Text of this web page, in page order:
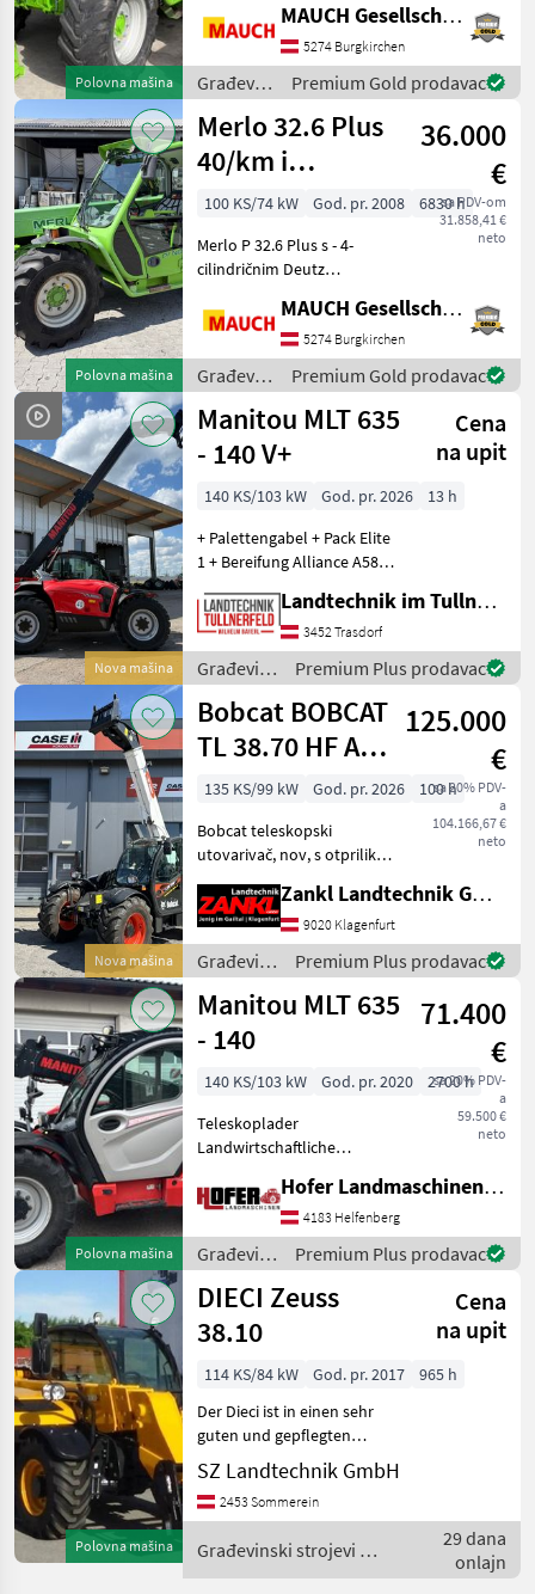
Polovna mašina
upravljanja - 40 km/h -
Registracijskom dozvolom
za vozilo - Rotirajućim
svjetlom - Radnim svjetlima
-
MAUCH Gesellschaft m.b.H. & Co.KG
5274 Burgkirchen
Građevinski
strojevi /
Merlo
Premium Gold prodavac
Polovna mašina
Merlo 32.6 Plus
40/km i
certifikat o
homologaciji
tipa 2,0 m
ukupna visina
36.000
€
sa PDV-om
31.858,41 €
neto
100 KS/74 kW God. pr. 2008
6830 h
Merlo P 32.6 Plus s - 4-
cilindričnim Deutz
mjenjačem - 40 km/h -
Certifikatom o homologaciji
- Nosivost 3, 2 tone - Visina
dizanja 6 m - Ukupn
MAUCH Gesellschaft m.b.H. & Co.KG
5274 Burgkirchen
Građevinski
strojevi /
Merlo
Premium Gold prodavac
Nova mašina
Manitou MLT 635
- 140 V+
Cena
na upit
140 KS/103 kW God. pr. 2026
13 h
+ Palettengabel + Pack Elite
1 + Bereifung Alliance A585
beheizbarer Sitz + Easy
Connect System ECS +
Intelligente Hydraulik +
Regene
Landtechnik im Tullnerfeld Wilhelm Bayerl GmbH
3452 Trasdorf
Građevinski
strojevi /
Manitou
Premium Plus prodavac
Nova mašina
Bobcat BOBCAT
TL 38.70 HF AGRI
3*
125.000
€
sa 20% PDV-
a
104.166,67 €
neto
135 KS/99 kW God. pr. 2026
100 h
Bobcat teleskopski
utovarivač, nov, s otprilike
odmah po posebnoj cijeni!
... 3 godine originalnog
tvorničkog jamstva Bobcat -
od datuma kup
Zankl Landtechnik GmbH
9020 Klagenfurt
Građevinski
strojevi /
Bobcat
Premium Plus prodavac
Polovna mašina
Manitou MLT 635
- 140
71.400
€
sa 20% PDV-
a
59.500 €
neto
140 KS/103 kW God. pr. 2020
2700 h
Teleskoplader
Landwirtschaftliche
Steuerkreis,
Ladearmdämpfung, LED
Beleuchtung, Große
Hydraulikpume ermöglicht
mehrere Funktionen
gleichzeiti
Hofer Landmaschinen Handels GmbH.
4183 Helfenberg
Građevinski
strojevi /
Manitou
Premium Plus prodavac
Polovna mašina
DIECI Zeuss
38.10
Cena
na upit
114 KS/84 kW God. pr. 2017
965 h
Der Dieci ist in einen sehr
guten und gepflegten
Zustand. Jederzeit ist eine
Besichtigung bei uns
persönlich möglich.
Hidraulično zaključavanje
SZ Landtechnik GmbH
2453 Sommerein
Građevinski strojevi /
Dieci
29 dana
onlajn